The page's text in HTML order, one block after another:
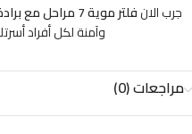
جرب الانفلتر موية 7 مراحل مع برادة 400 لتر
وآمنة لكل أفراد
مراجعات (0)